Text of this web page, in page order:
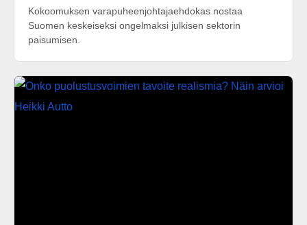
Kokoomuksen varapuheenjohtajaehdokas nostaa
Suomen keskeiseksi ongelmaksi julkisen sektorin
paisumisen.